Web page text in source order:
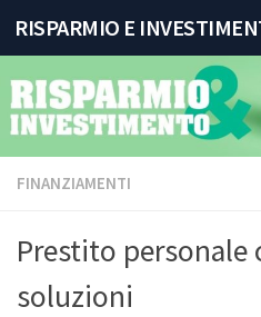
Salta al contenuto
RISPARMIO E
FINANZIAMENTI
Prestito personale
soluzioni